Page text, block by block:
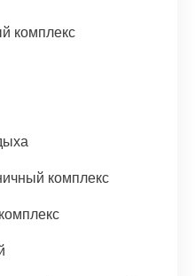
комплекс
комплекс